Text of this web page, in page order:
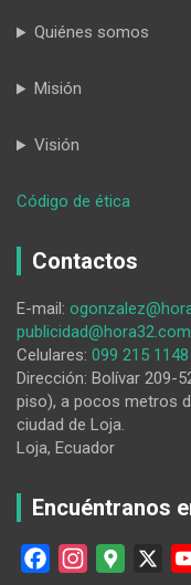
Quiénes somos
Misión
Visión
Código de ética
no
la
política
Contactos
E-mail:
Celulares: 099 215
Dirección: Bolívar 209-
piso), a pocos metros
ciudad de Loja.
Loja, Ecuador
Encuéntranos